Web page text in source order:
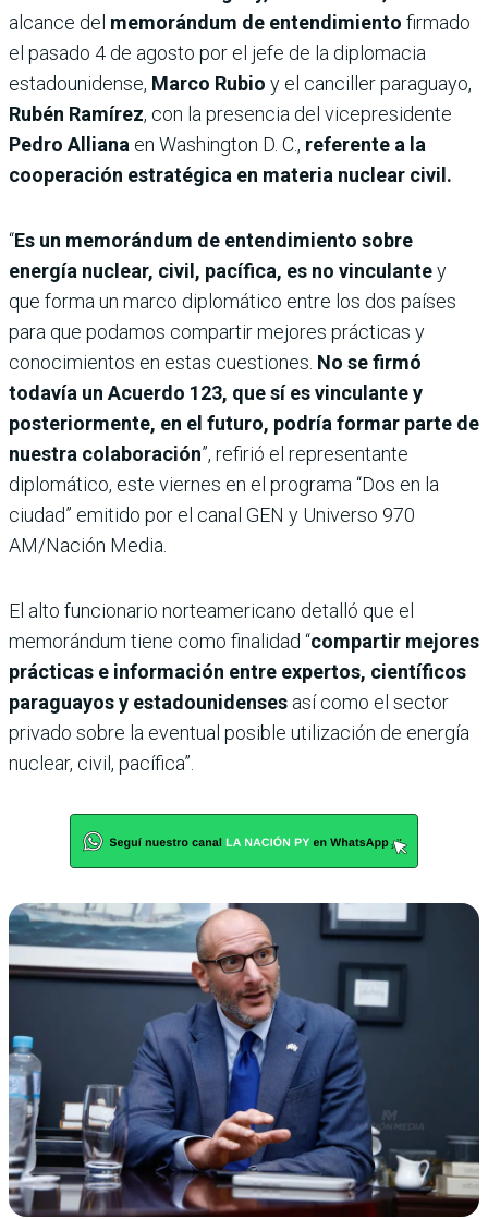
alcance del memorándum de entendimiento firmado
el pasado 4 de agosto por el jefe de la diplomacia
estadounidense, Marco Rubio y el canciller paraguayo,
Rubén Ramírez, con la presencia del vicepresidente
Pedro Alliana en Washington D. C., referente a la
cooperación estratégica en materia nuclear civil.
“Es un memorándum de entendimiento sobre
energía nuclear, civil, pacífica, es no vinculantey
que forma un marco diplomático entre los dos países
para que podamos compartir mejores prácticas y
conocimientos en estas cuestiones. No se firmó
todavía un Acuerdo 123, que sí es vinculante y
posteriormente, en el futuro, podría formar parte de
nuestra colaboración”, refirió el representante
diplomático, este viernes en el programa “Dos en la
ciudad” emitido por el canal GEN y Universo 970
AM/Nación Media.
El alto funcionario norteamericano detalló que el
memorándum tiene como finalidad “compartir mejores
prácticas e información entre expertos, científicos
paraguayos y estadounidenses así como el sector
privado sobre la eventual posible utilización de energía
nuclear, civil, pacífica”.